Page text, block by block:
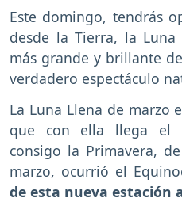
Este domingo, tendrás
desde la Tierra, la
más grande y brillante
verdadero espectáculo
La Luna Llena de marzo
que con ella llega el
consigo la Primavera,
marzo, ocurrió el
de esta nueva estación